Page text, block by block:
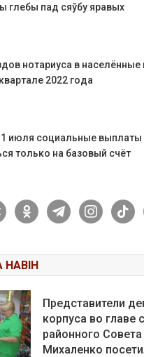
глебы пад сяўбу яравых
нотариуса в населённые
2022 года
июля социальные выплаты
только на базовый счёт
odnoklassniki
telegraminstagram
tiktok
Представители
корпуса во главе
районного
Михаленко